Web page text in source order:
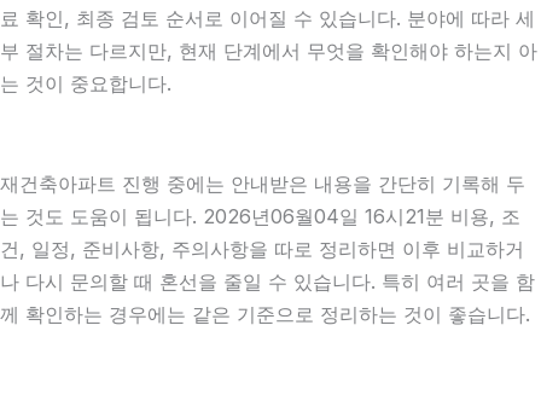
료 확인, 최종 검토 순서로 이어질 수 있습니다. 분야에 따라 세
부 절차는 다르지만, 현재 단계에서 무엇을 확인해야 하는지 아
는 것이 중요합니다.
재건축아파트 진행 중에는 안내받은 내용을 간단히 기록해 두
는 것도 도움이 됩니다. 2026년06월04일 16시21분 비용, 조
건, 일정, 준비사항, 주의사항을 따로 정리하면 이후 비교하거
나 다시 문의할 때 혼선을 줄일 수 있습니다. 특히 여러 곳을 함
께 확인하는 경우에는 같은 기준으로 정리하는 것이 좋습니다.